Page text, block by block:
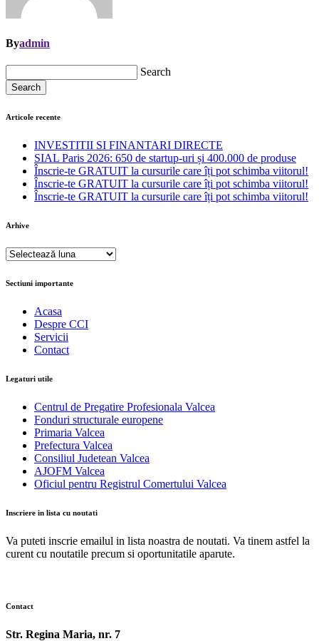
Byadmin
Search
Search
Articole recente
INVESTITII SI FINANTARI DIRECTE
SIAL Paris 2026: 650 de startup-uri și 400.000 de produse
Înscrie-te GRATUIT la cursurile care îți pot schimba viitorul!
Înscrie-te GRATUIT la cursurile care îți pot schimba viitorul!
Înscrie-te GRATUIT la cursurile care îți pot schimba viitorul!
Arhive
Arhive
Sectiuni importante
Acasa
Despre CCI
Servicii
Contact
Legaturi utile
Centrul de Pregatire Profesionala Valcea
Fonduri structurale europene
Primaria Valcea
Prefectura Valcea
Consiliul Judetean Valcea
AJOFM Valcea
Oficiul pentru Registrul Comertului Valcea
Inscriere in lista cu noutati
Va puteti inscrie emailul in lista noastra de noutati. Va tinem astfel la
curent cu noutatile precum si oportunitatile aparute.
Contact
Str. Regina Maria, nr. 7